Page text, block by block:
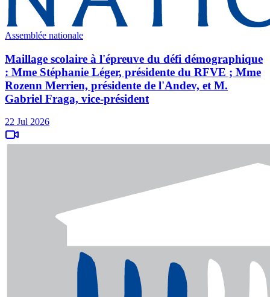
Assemblée nationale
Maillage scolaire à l'épreuve du défi démographique
: Mme Stéphanie Léger, présidente du RFVE ; Mme
Rozenn Merrien, présidente de l'Andev, et M.
Gabriel Fraga, vice-président
22 Jul 2026